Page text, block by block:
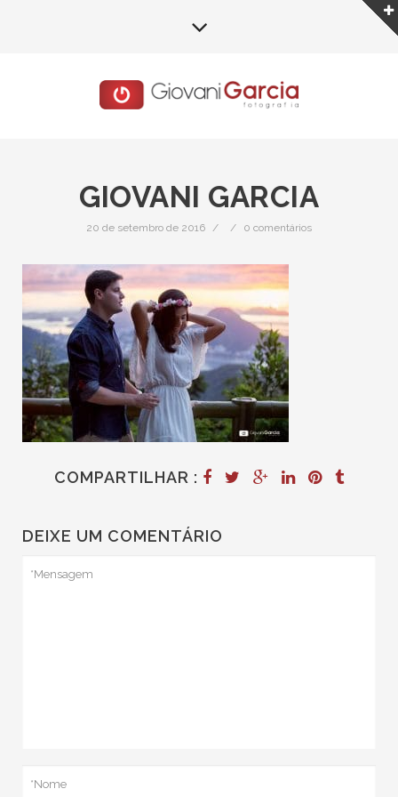
GIOVANI GARCIA
20 de setembro de 2016 / / 0 comentários
COMPARTILHAR :
DEIXE UM COMENTÁRIO